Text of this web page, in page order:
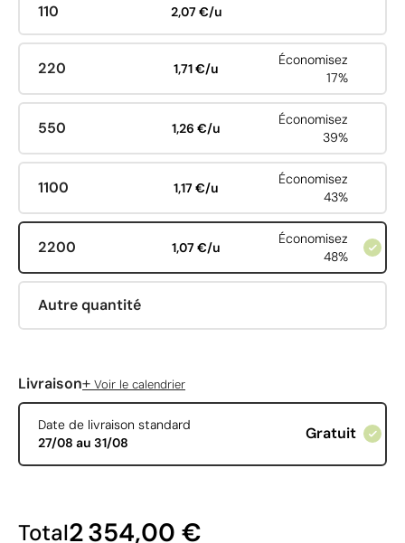
110 2,07 €/u
220 1,71 €/u
Économisez
17%
550 1,26 €/u
Économisez
39%
1100 1,17 €/u
Économisez
43%
2200 1,07 €/u
Économisez
48%
Autre quantité
Livraison+ Voir le calendrier
Date de livraison standard
27/08 au 31/08
Gratuit
Total2 354,00 €